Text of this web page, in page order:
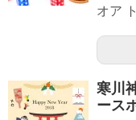
オア
寒川
ース